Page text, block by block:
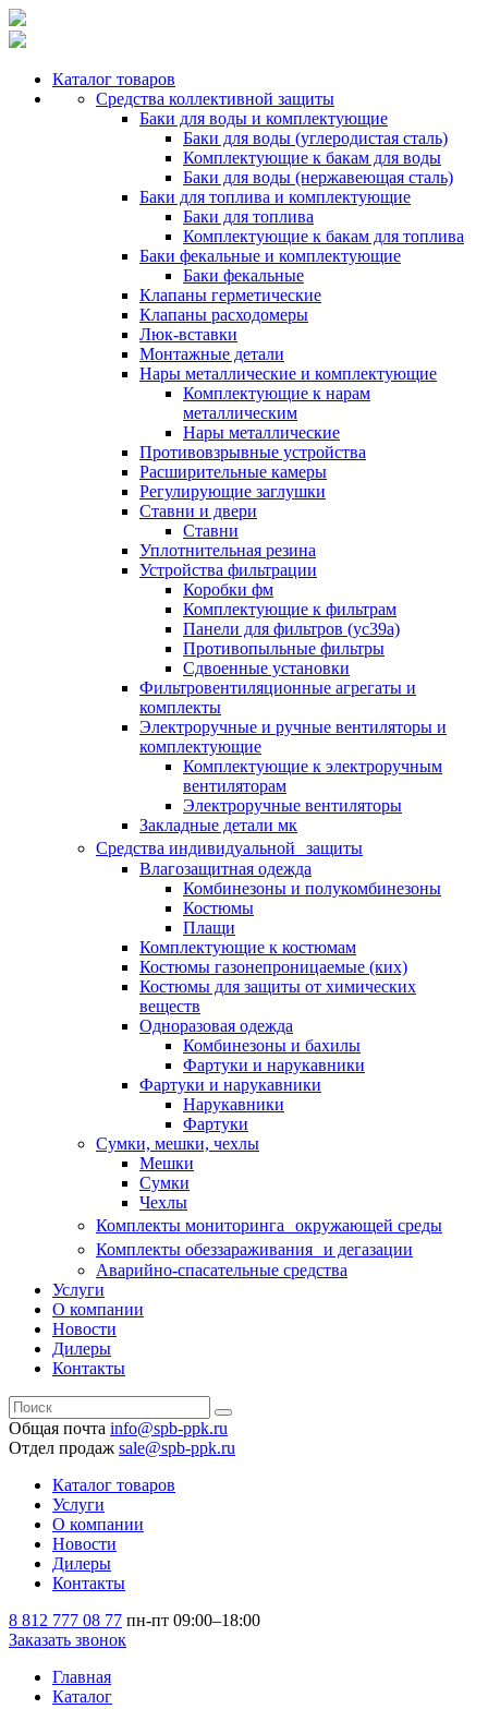
Каталог товаров
Средства коллективной защиты
Баки для воды и комплектующие
Баки для воды (углеродистая сталь)
Комплектующие к бакам для воды
Баки для воды (нержавеющая сталь)
Баки для топлива и комплектующие
Баки для топлива
Комплектующие к бакам для топлива
Баки фекальные и комплектующие
Баки фекальные
Клапаны герметические
Клапаны расходомеры
Люк-вставки
Монтажные детали
Нары металлические и комплектующие
Комплектующие к нарам
металлическим
Нары металлические
Противовзрывные устройства
Расширительные камеры
Регулирующие заглушки
Ставни и двери
Ставни
Уплотнительная резина
Устройства фильтрации
Коробки фм
Комплектующие к фильтрам
Панели для фильтров (ус39а)
Противопыльные фильтры
Сдвоенные установки
Фильтровентиляционные агрегаты и
комплекты
Электроручные и ручные вентиляторы и
комплектующие
Комплектующие к электроручным
вентиляторам
Электроручные вентиляторы
Закладные детали мк
Средства индивидуальной защиты
Влагозащитная одежда
Комбинезоны и полукомбинезоны
Костюмы
Плащи
Комплектующие к костюмам
Костюмы газонепроницаемые (ких)
Костюмы для защиты от химических
веществ
Одноразовая одежда
Комбинезоны и бахилы
Фартуки и нарукавники
Фартуки и нарукавники
Нарукавники
Фартуки
Сумки, мешки, чехлы
Мешки
Сумки
Чехлы
Комплекты мониторинга окружающей среды
Комплекты обеззараживания и дегазации
Аварийно-спасательные средства
Услуги
О компании
Новости
Дилеры
Контакты
Общая почта info@spb-ppk.ru
Отдел продаж sale@spb-ppk.ru
Каталог товаров
Услуги
О компании
Новости
Дилеры
Контакты
8 812 777 08 77 пн-пт 09:00–18:00
Заказать звонок
Главная
Каталог